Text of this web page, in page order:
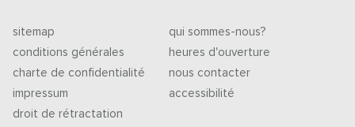
sitemap
conditions générales
charte de confidentialité
impressum
droit de rétractation
qui sommes-nous?
heures d'ouverture
nous contacter
accessibilité